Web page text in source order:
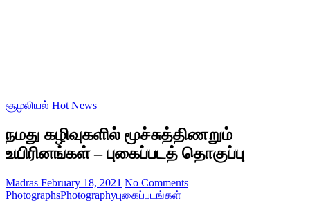
சூழலியல் Hot News
நமது கழிவுகளில் மூச்சுத்திணறும்
உயிரினங்கள் – புகைப்படத் தொகுப்பு
Madras February 18, 2021 No Comments
PhotographsPhotographyபுகைப்படங்கள்